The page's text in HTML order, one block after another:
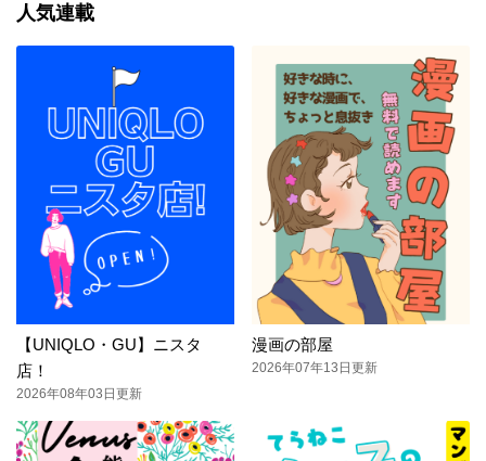
人気連載
【UNIQLO・GU】ニスタ
店！
2026年08年03日更新
漫画の部屋
2026年07年13日更新